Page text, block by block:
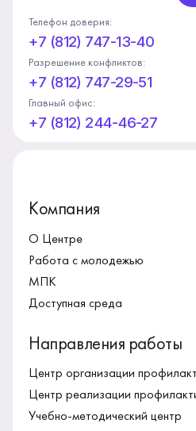
Телефон доверия:
+7 (812) 747-13-40
Разрешение конфликтов:
+7 (812) 747-29-51
Главный офис:
+7 (812) 244-46-27
Компания
О Центре
Работа с молодежью
МПК
Доступная среда
Направления работы
Центр организации
Центр реализации
Учебно-методический центр